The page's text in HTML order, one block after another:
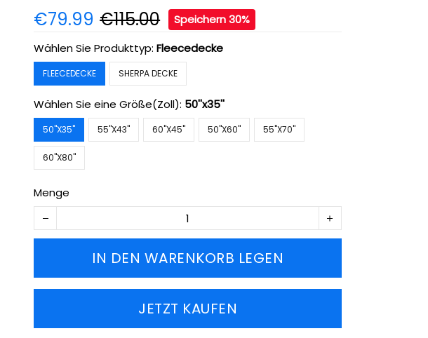
€79.99 €115.00
Speichern 30%
Wählen Sie Produkttyp:Fleecedecke
FLEECEDECKE SHERPA DECKE
Wählen Sie eine Größe(Zoll): 50''x35''
50''X35'' 55''X43'' 60''X45'' 50''X60'' 55''X70''
60''X80''
Menge
IN DEN WARENKORB LEGEN
JETZT KAUFEN